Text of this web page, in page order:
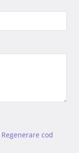
Regenerare cod